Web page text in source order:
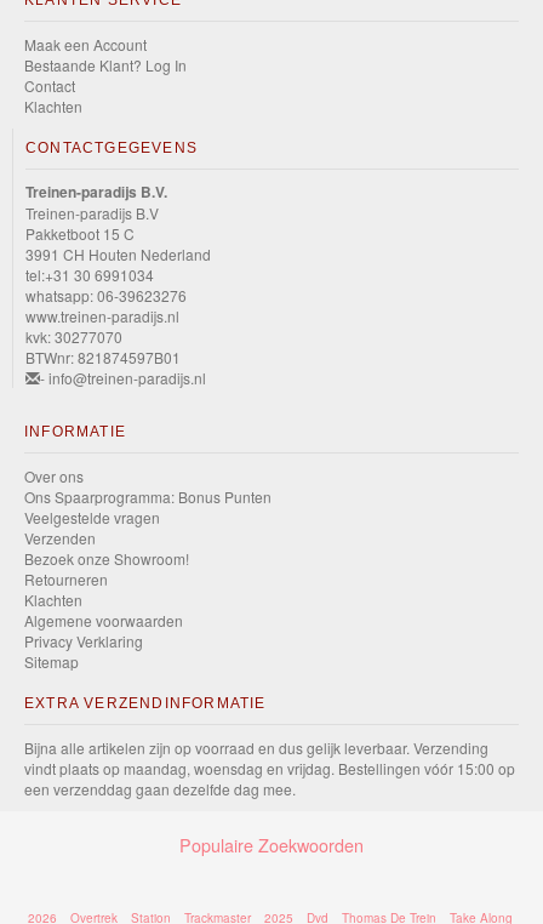
Maak een Account
Bestaande Klant? Log In
Contact
Klachten
CONTACTGEGEVENS
Treinen-paradijs B.V.
Treinen-paradijs B.V
Pakketboot 15 C
3991 CH Houten Nederland
tel:+31 30 6991034
whatsapp: 06-39623276
www.treinen-paradijs.nl
kvk: 30277070
BTWnr: 821874597B01
- info@treinen-paradijs.nl
INFORMATIE
Over ons
Ons Spaarprogramma: Bonus Punten
Veelgestelde vragen
Verzenden
Bezoek onze Showroom!
Retourneren
Klachten
Algemene voorwaarden
Privacy Verklaring
Sitemap
EXTRA VERZENDINFORMATIE
Bijna alle artikelen zijn op voorraad en dus gelijk leverbaar. Verzending
vindt plaats op maandag, woensdag en vrijdag. Bestellingen vóór 15:00 op
een verzenddag gaan dezelfde dag mee.
Populaire Zoekwoorden
2026 Overtrek Station Trackmaster 2025 Dvd Thomas De Trein Take Along